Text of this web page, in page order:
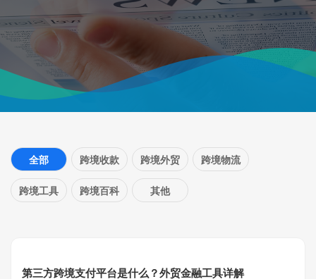
全部 跨境收款 跨境外贸 跨境物流
跨境工具 跨境百科 其他
第三方跨境支付平台是什么？外贸金融工具详解